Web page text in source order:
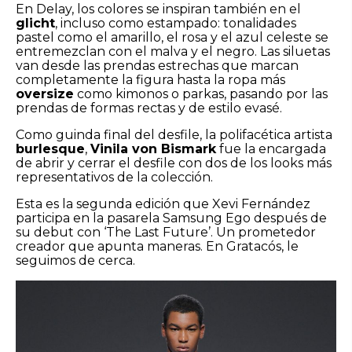
En Delay, los colores se inspiran también en el
glicht, incluso como estampado: tonalidades
pastel como el amarillo, el rosa y el azul celeste se
entremezclan con el malva y el negro. Las siluetas
van desde las prendas estrechas que marcan
completamente la figura hasta la ropa más
oversize como kimonos o parkas, pasando por las
prendas de formas rectas y de estilo evasé.
Como guinda final del desfile, la polifacética artista
burlesque, Vinila von Bismark fue la encargada
de abrir y cerrar el desfile con dos de los looks más
representativos de la colección.
Esta es la segunda edición que Xevi Fernández
participa en la pasarela Samsung Ego después de
su debut con ‘The Last Future’. Un prometedor
creador que apunta maneras. En Gratacós, le
seguimos de cerca.